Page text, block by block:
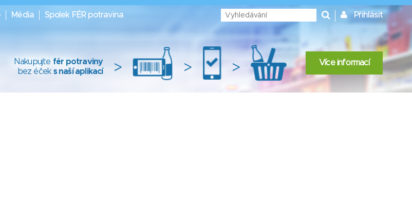
Média Spolek FÉR potravina Přihlásit
Nakupujte fér potraviny
bez éček s naší aplikací > > > Více informací